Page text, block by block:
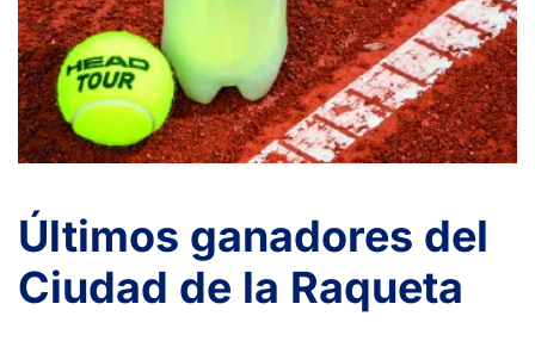
Últimos ganadores del
Ciudad de la Raqueta